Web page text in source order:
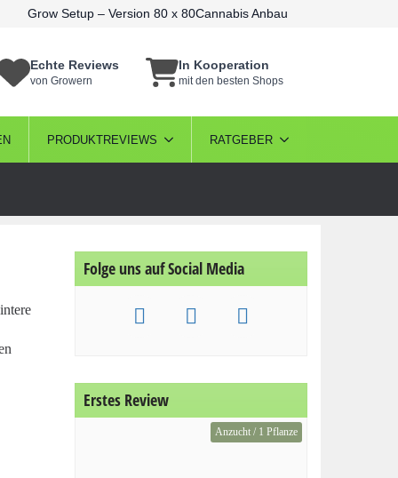
Grow Setup – Version 80 x 80Cannabis Anbau
Echte Reviews
von Growern
In Kooperation
mit den besten Shops
PRODUKTREVIEWS RATGEBER
Folge uns auf Social Media
Erstes Review
Anzucht / 1 Pflanze